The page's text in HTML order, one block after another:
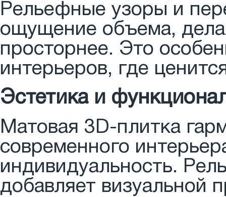
Рельефные узоры и
ощущение объема,
просторнее. Это
интерьеров, где
Эстетика и
Матовая 3D-плитка
современного
индивидуальность.
добавляет визуальной